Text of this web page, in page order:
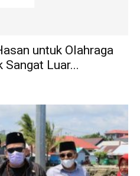
untuk Olahraga
Luar...